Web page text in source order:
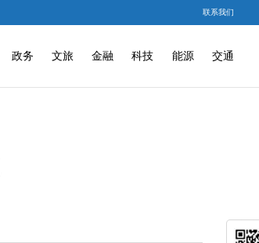
联系我们
政务 文旅 金融 科技 能源 交通